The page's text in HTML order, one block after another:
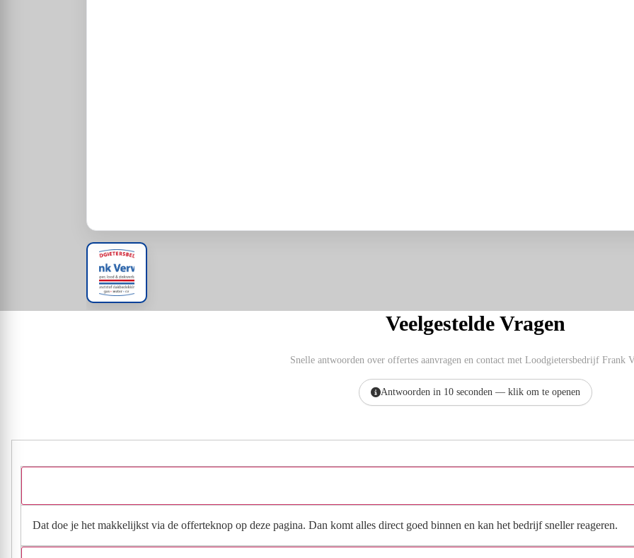
Veelgestelde Vragen
Snelle antwoorden over offertes aanvragen en contact met Loodgietersbedrijf Frank
Antwoorden in 10 seconden — klik om te openen
Dat doe je het makkelijkst via de offerteknop op deze pagina. Dan komt alles direct goed binnen en kan het bedrijf sneller reageren.